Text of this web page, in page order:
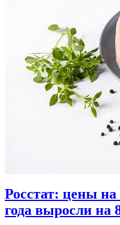
Росстат: цены
года выросли на